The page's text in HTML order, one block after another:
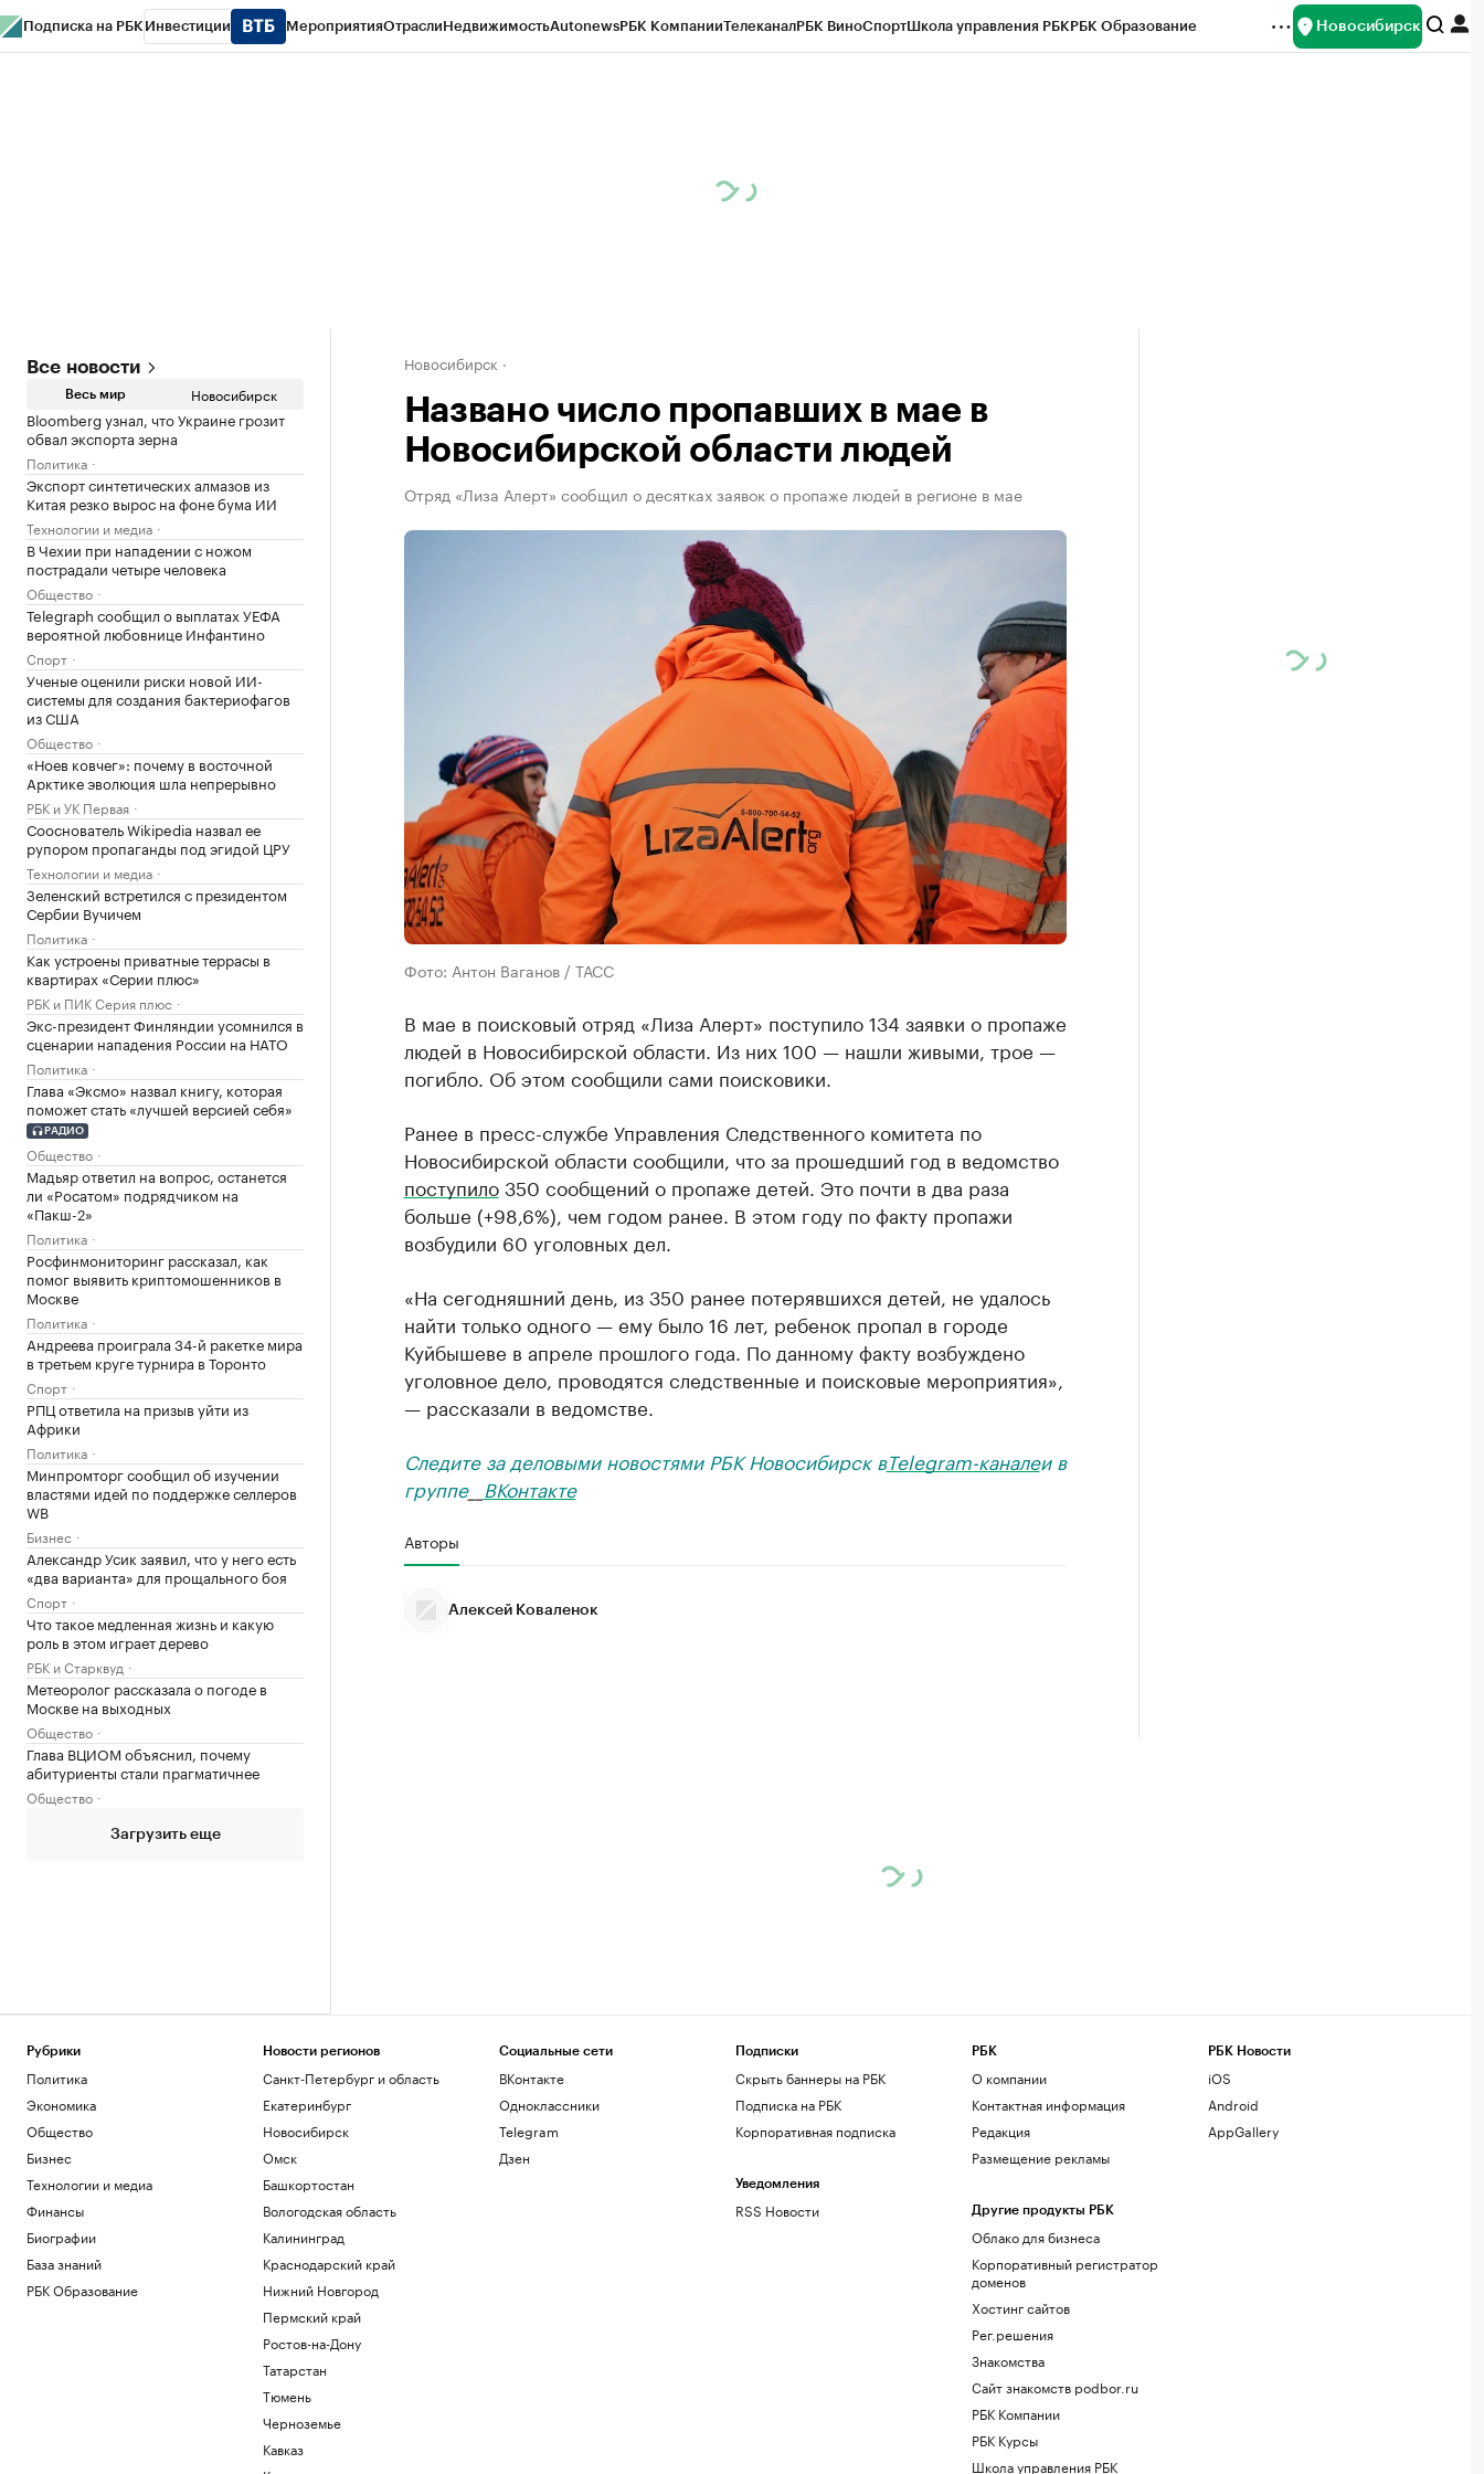
Подписка на РБК Инвестиции МероприятияОтраслиНедвижимостьAutonewsРБК КомпанииТелеканалРБК ВиноСпортШкола управления РБКРБК Образование Новосибирск
Все новости
Весь мир Новосибирск
Bloomberg узнал, что Украине грозит
обвал экспорта зерна
Политика
Экспорт синтетических алмазов из
Китая резко вырос на фоне бума ИИ
Технологии и медиа
В Чехии при нападении с ножом
пострадали четыре человека
Общество
Telegraph сообщил о выплатах УЕФА
вероятной любовнице Инфантино
Спорт
Ученые оценили риски новой ИИ-
системы для создания бактериофагов
из США
Общество
«Ноев ковчег»: почему в восточной
Арктике эволюция шла непрерывно
РБК и УК Первая
Сооснователь Wikipedia назвал ее
рупором пропаганды под эгидой ЦРУ
Технологии и медиа
Зеленский встретился с президентом
Сербии Вучичем
Политика
Как устроены приватные террасы в
квартирах «Серии плюс»
РБК и ПИК Серия плюс
Экс-президент Финляндии усомнился в
сценарии нападения России на НАТО
Политика
Глава «Эксмо» назвал книгу, которая
поможет стать «лучшей версией себя»
РАДИО
Общество
Мадьяр ответил на вопрос, останется
ли «Росатом» подрядчиком на
«Пакш-2»
Политика
Росфинмониторинг рассказал, как
помог выявить криптомошенников в
Москве
Политика
Андреева проиграла 34-й ракетке мира
в третьем круге турнира в Торонто
Спорт
РПЦ ответила на призыв уйти из
Африки
Политика
Минпромторг сообщил об изучении
властями идей по поддержке селлеров
WB
Бизнес
Александр Усик заявил, что у него есть
«два варианта» для прощального боя
Спорт
Что такое медленная жизнь и какую
роль в этом играет дерево
РБК и Старквуд
Метеоролог рассказала о погоде в
Москве на выходных
Общество
Глава ВЦИОМ объяснил, почему
абитуриенты стали прагматичнее
Общество
Загрузить еще
Новосибирск
Названо число пропавших в мае в
Новосибирской области людей
Отряд «Лиза Алерт» сообщил о десятках заявок о пропаже людей в регионе в мае
Фото: Антон Ваганов / ТАСС
В мае в поисковый отряд «Лиза Алерт» поступило 134 заявки о пропаже
людей в Новосибирской области. Из них 100 — нашли живыми, трое —
погибло. Об этом сообщили сами поисковики.
Ранее в пресс-службе Управления Следственного комитета по
Новосибирской области сообщили, что за прошедший год в ведомство
поступило350 сообщений о пропаже детей. Это почти в два раза
больше (+98,6%), чем годом ранее. В этом году по факту пропажи
возбудили 60 уголовных дел.
«На сегодняшний день, из 350 ранее потерявшихся детей, не удалось
найти только одного — ему было 16 лет, ребенок пропал в городе
Куйбышеве в апреле прошлого года. По данному факту возбуждено
уголовное дело, проводятся следственные и поисковые мероприятия»,
— рассказали в ведомстве.
Следите за деловыми новостями РБК Новосибирск вTelegram-каналеи в
группе__ ВКонтакте
Авторы
Алексей Коваленок
Рубрики
Политика
Экономика
Общество
Бизнес
Технологии и медиа
Финансы
Биографии
База знаний
РБК Образование
Новости регионов
Санкт-Петербург и область
Екатеринбург
Новосибирск
Омск
Башкортостан
Вологодская область
Калининград
Краснодарский край
Нижний Новгород
Пермский край
Ростов-на-Дону
Татарстан
Тюмень
Черноземье
Кавказ
Социальные сети
ВКонтакте
Одноклассники
Telegram
Дзен
Подписки
Скрыть баннеры на РБК
Подписка на РБК
Корпоративная подписка
Уведомления
RSS Новости
РБК
О компании
Контактная информация
Редакция
Размещение рекламы
Другие продукты РБК
Облако для бизнеса
Корпоративный регистратор
доменов
Хостинг сайтов
Рег.решения
Знакомства
Сайт знакомств podbor.ru
РБК Компании
РБК Курсы
Школа управления РБК
РБК Новости
iOS
Android
AppGallery